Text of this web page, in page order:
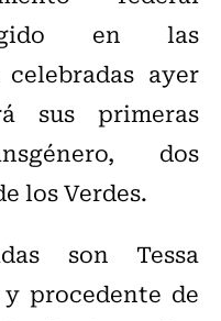
en las
ayer
sus primeras
dos
los Verdes.
son Tessa
y procedente de